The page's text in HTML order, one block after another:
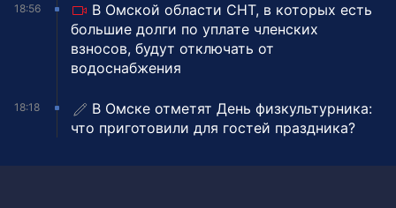
18:56
В Омской области СНТ, в которых есть
большие долги по уплате членских
взносов, будут отключать от
водоснабжения
18:18
В Омске отметят День физкультурника:
что приготовили для гостей праздника?